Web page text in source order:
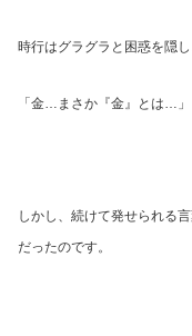
時行はグラグラと困惑を隠し
「金… まさか『金』とは… 」
しかし、続けて発せられる
だったのです。